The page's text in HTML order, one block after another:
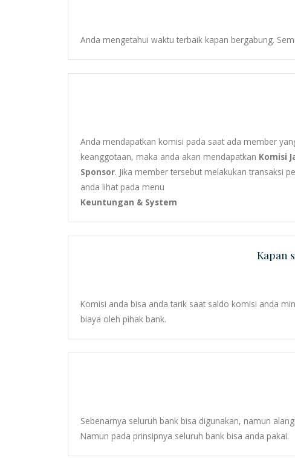
Anda mengetahui waktu terbaik kapan bergabung.
Anda mendapatkan komisi pada saat ada member
keanggotaan, maka anda akan mendapatkan Komisi
Sponsor. Jika member tersebut melakukan transaksi
anda lihat pada menu
Keuntungan & System
Kapan
Komisi anda bisa anda tarik saat saldo komisi anda
biaya oleh pihak bank.
Sebenarnya seluruh bank bisa digunakan, namun
Namun pada prinsipnya seluruh bank bisa anda pakai.